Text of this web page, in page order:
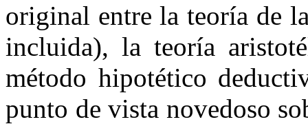
original entre la teoría de
incluida), la teoría
método hipotético
punto de vista novedoso